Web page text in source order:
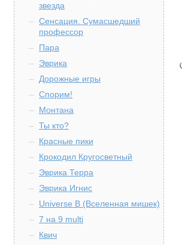
звезда
Сенсация. Сумасшедший
профессор
Пара
Эврика
Дорожные игры
Спорим!
Монтана
Ты кто?
Красные пики
Крокодил Кругосветный
Эврика Терра
Эврика Игнис
Universe B (Вселенная мишек)
7 на 9 multi
Квич